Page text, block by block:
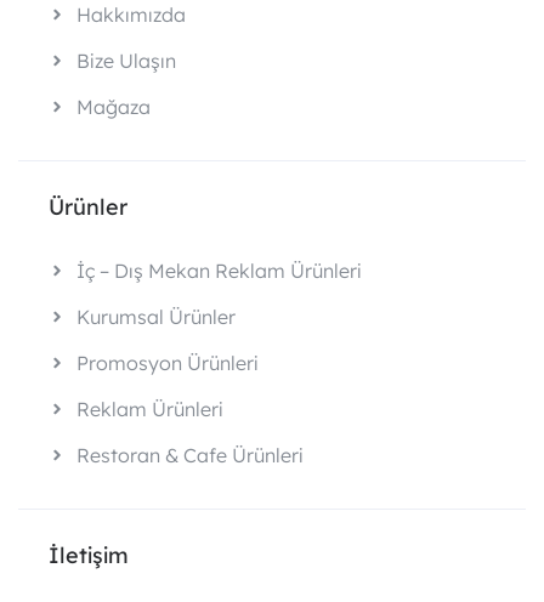
Hakkımızda
Bize Ulaşın
Mağaza
Ürünler
İç – Dış Mekan Reklam Ürünleri
Kurumsal Ürünler
Promosyon Ürünleri
Reklam Ürünleri
Restoran & Cafe Ürünleri
İletişim